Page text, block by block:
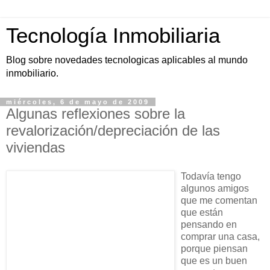
Tecnología Inmobiliaria
Blog sobre novedades tecnologicas aplicables al mundo
inmobiliario.
miércoles, 6 de mayo de 2009
Algunas reflexiones sobre la
revalorización/depreciación de las
viviendas
Todavía tengo
algunos amigos
que me comentan
que están
pensando en
comprar una casa,
porque piensan
que es un buen